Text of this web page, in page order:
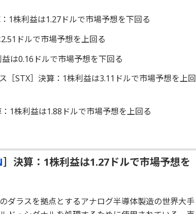
1株利益は1.27ドルで市場予想を下回る
ドルで市場予想を上回る
は0.16ドルで市場予想を下回る
［STX］決算：1株利益は3.11ドルで市場予想を上回
1株利益は1.88ドルで市場予想を上回る
］決算：1株利益は1.27ドルで市場予想を
ダラスを拠点とするアナログ半導体製造の世界大手